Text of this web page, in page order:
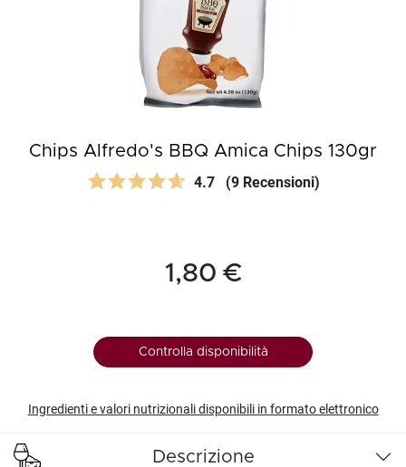
Chips Alfredo's BBQ Amica Chips 130gr
4.7 (9 Recensioni)
1,80 €
Controlla disponibilità
Ingredienti e valori nutrizionali disponibili in formato elettronico
Descrizione